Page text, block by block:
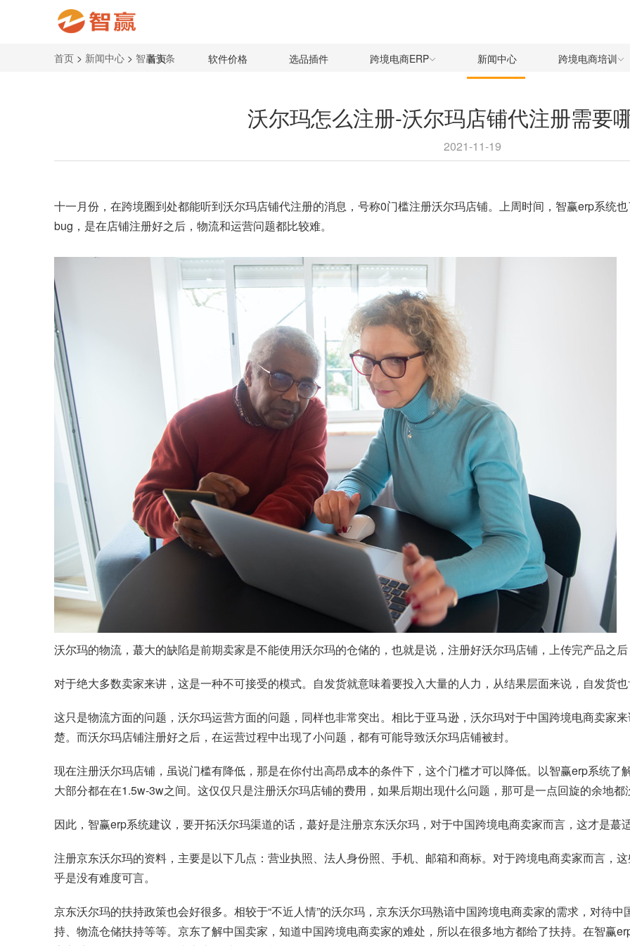
首页 软件价格 选品插件 跨境电商ERP 新闻中心 跨境电商培训
首页 > 新闻中心 > 智赢头条
沃尔玛怎么注册-沃尔玛店铺代注册需要
2021-11-19
十一月份，在跨境圈到处都能听到沃尔玛店铺代注册的消息，号称0门槛注册沃尔玛店铺。上周时间，智赢erp系统
bug，是在店铺注册好之后，物流和运营问题都比较难。
沃尔玛的物流，蕞大的缺陷是前期卖家是不能使用沃尔玛的仓储的，也就是说，注册好沃尔玛店铺，上传完产品之
对于绝大多数卖家来讲，这是一种不可接受的模式。自发货就意味着要投入大量的人力，从结果层面来说，自发货
这只是物流方面的问题，沃尔玛运营方面的问题，同样也非常突出。相比于亚马逊，沃尔玛对于中国跨境电商卖家
楚。而沃尔玛店铺注册好之后，在运营过程中出现了小问题，都有可能导致沃尔玛店铺被封。
现在注册沃尔玛店铺，虽说门槛有降低，那是在你付出高昂成本的条件下，这个门槛才可以降低。以智赢erp系统
大部分都在在1.5w-3w之间。这仅仅只是注册沃尔玛店铺的费用，如果后期出现什么问题，那可是一点回旋的余地
因此，智赢erp系统建议，要开拓沃尔玛渠道的话，蕞好是注册京东沃尔玛，对于中国跨境电商卖家而言，这才是蕞
注册京东沃尔玛的资料，主要是以下几点：营业执照、法人身份照、手机、邮箱和商标。对于跨境电商卖家而言，
乎是没有难度可言。
京东沃尔玛的扶持政策也会好很多。相较于“不近人情”的沃尔玛，京东沃尔玛熟谙中国跨境电商卖家的需求，对待
持、物流仓储扶持等等。京东了解中国卖家，知道中国跨境电商卖家的难处，所以在很多地方都给了扶持。在智赢